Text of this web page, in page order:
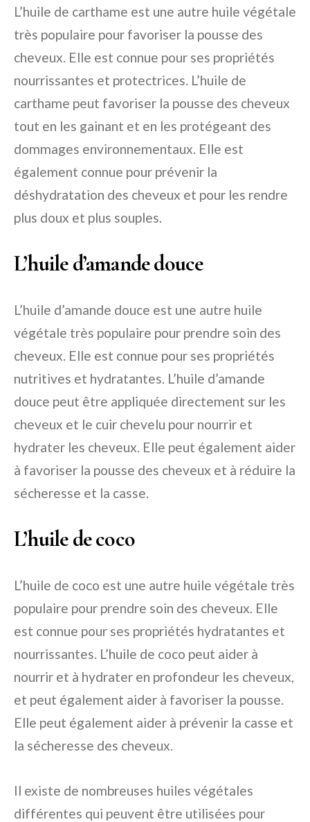
L’huile de carthame est une autre huile végétale
très populaire pour favoriser la pousse des
cheveux. Elle est connue pour ses propriétés
nourrissantes et protectrices. L’huile de
carthame peut favoriser la pousse des cheveux
tout en les gainant et en les protégeant des
dommages environnementaux. Elle est
également connue pour prévenir la
déshydratation des cheveux et pour les rendre
plus doux et plus souples.
L’huile d’amande douce
L’huile d’amande douce est une autre huile
végétale très populaire pour prendre soin des
cheveux. Elle est connue pour ses propriétés
nutritives et hydratantes. L’huile d’amande
douce peut être appliquée directement sur les
cheveux et le cuir chevelu pour nourrir et
hydrater les cheveux. Elle peut également aider
à favoriser la pousse des cheveux et à réduire la
sécheresse et la casse.
L’huile de coco
L’huile de coco est une autre huile végétale très
populaire pour prendre soin des cheveux. Elle
est connue pour ses propriétés hydratantes et
nourrissantes. L’huile de coco peut aider à
nourrir et à hydrater en profondeur les cheveux,
et peut également aider à favoriser la pousse.
Elle peut également aider à prévenir la casse et
la sécheresse des cheveux.
Il existe de nombreuses huiles végétales
différentes qui peuvent être utilisées pour